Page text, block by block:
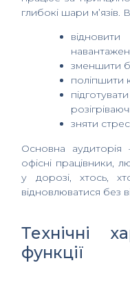
глибокі шари м’язів.
зменшити
поліпшити
зняти
Основна
офісні працівники,
у дорозі, хтось,
відновлюватися без
Технічні
функції